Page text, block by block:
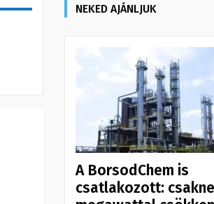
NEKED AJÁNLJUK
A BorsodChem is
csatlakozott: